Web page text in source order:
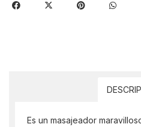
Es un masajeador